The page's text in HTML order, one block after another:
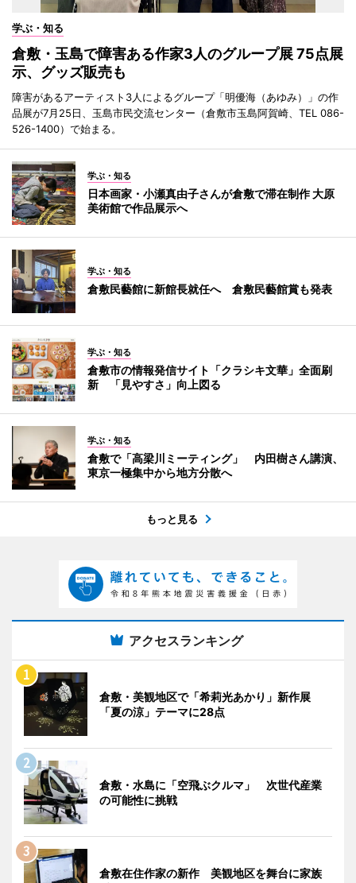
学ぶ・知る
倉敷・玉島で障害ある作家3人のグループ展 75点展
示、グッズ販売も
障害があるアーティスト3人によるグループ「明優海（あゆみ）」の作
品展が7月25日、玉島市民交流センター（倉敷市玉島阿賀崎、TEL 086-
526-1400）で始まる。
学ぶ・知る
日本画家・小瀬真由子さんが倉敷で滞在制作 大原
美術館で作品展示へ
学ぶ・知る
倉敷民藝館に新館長就任へ 倉敷民藝館賞も発表
学ぶ・知る
倉敷市の情報発信サイト「クラシキ文華」全面刷
新 「見やすさ」向上図る
学ぶ・知る
倉敷で「高梁川ミーティング」 内田樹さん講演、
東京一極集中から地方分散へ
もっと見る
アクセスランキング
倉敷・美観地区で「希莉光あかり」新作展
「夏の涼」テーマに28点
倉敷・水島に「空飛ぶクルマ」 次世代産業
の可能性に挑戦
倉敷在住作家の新作 美観地区を舞台に家族